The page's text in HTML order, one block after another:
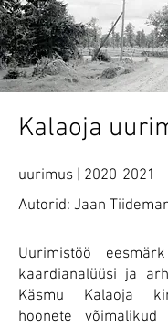
Kalaoja
uurimus | 2020-2021
Autorid: Jaan
Uurimistöö
kaardianalüüsi ja
Käsmu Kalaoja
hoonete võimalikud